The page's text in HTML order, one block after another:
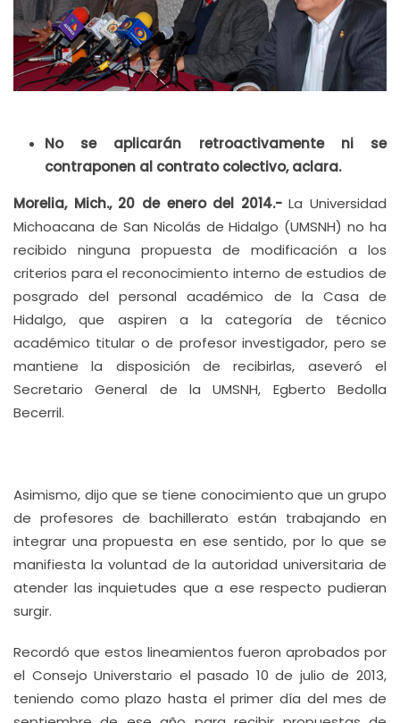
No se aplicarán retroactivamente ni se
contraponen al contrato colectivo, aclara.
Morelia, Mich., 20 de enero del 2014.-La Universidad
Michoacana de San Nicolás de Hidalgo (UMSNH) no ha
recibido ninguna propuesta de modificación a los
criterios para el reconocimiento interno de estudios de
posgrado del personal académico de la Casa de
Hidalgo, que aspiren a la categoría de técnico
académico titular o de profesor investigador, pero se
mantiene la disposición de recibirlas, aseveró el
Secretario General de la UMSNH, Egberto Bedolla
Becerril.
Asimismo, dijo que se tiene conocimiento que un grupo
de profesores de bachillerato están trabajando en
integrar una propuesta en ese sentido, por lo que se
manifiesta la voluntad de la autoridad universitaria de
atender las inquietudes que a ese respecto pudieran
surgir.
Recordó que estos lineamientos fueron aprobados por
el Consejo Universtario el pasado 10 de julio de 2013,
teniendo como plazo hasta el primer día del mes de